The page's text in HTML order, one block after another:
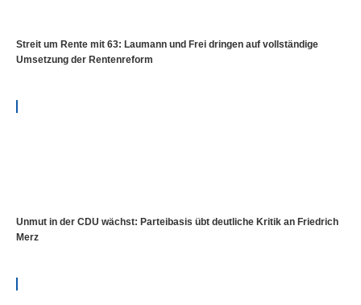
Streit um Rente mit 63: Laumann und Frei dringen auf vollständige
Umsetzung der Rentenreform
Unmut in der CDU wächst: Parteibasis übt deutliche Kritik an Friedrich
Merz